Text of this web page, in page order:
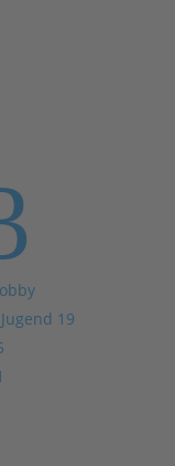
19